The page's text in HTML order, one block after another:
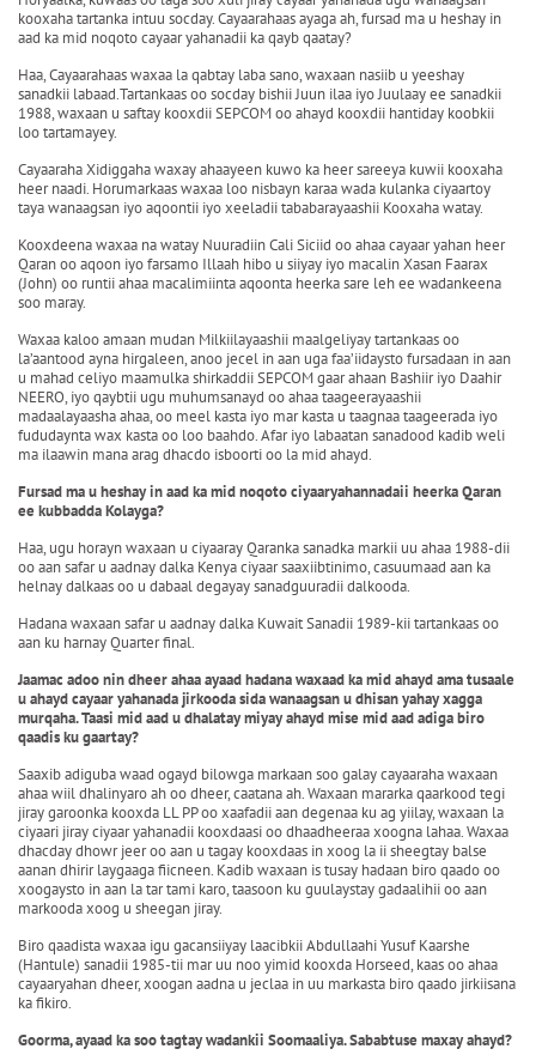
kooxaha tartanka intuu socday. Cayaarahaas ayaga ah, fursad ma u heshay in
aad ka mid noqoto cayaar yahanadii ka qayb qaatay?
Haa, Cayaarahaas waxaa la qabtay laba sano, waxaan nasiib u yeeshay
sanadkii labaad.Tartankaas oo socday bishii Juun ilaa iyo Juulaay ee sanadkii
1988, waxaan u saftay kooxdii SEPCOM oo ahayd kooxdii hantiday koobkii
loo tartamayey.
Cayaaraha Xidiggaha waxay ahaayeen kuwo ka heer sareeya kuwii kooxaha
heer naadi. Horumarkaas waxaa loo nisbayn karaa wada kulanka ciyaartoy
taya wanaagsan iyo aqoontii iyo xeeladii tababarayaashii Kooxaha watay.
Kooxdeena waxaa na watay Nuuradiin Cali Siciid oo ahaa cayaar yahan heer
Qaran oo aqoon iyo farsamo Illaah hibo u siiyay iyo macalin Xasan Faarax
(John) oo runtii ahaa macalimiinta aqoonta heerka sare leh ee wadankeena
soo maray.
Waxaa kaloo amaan mudan Milkiilayaashii maalgeliyay tartankaas oo
la’aantood ayna hirgaleen, anoo jecel in aan uga faa’iidaysto fursadaan in aan
u mahad celiyo maamulka shirkaddii SEPCOM gaar ahaan Bashiir iyo Daahir
NEERO, iyo qaybtii ugu muhumsanayd oo ahaa taageerayaashii
madaalayaasha ahaa, oo meel kasta iyo mar kasta u taagnaa taageerada iyo
fududaynta wax kasta oo loo baahdo. Afar iyo labaatan sanadood kadib weli
ma ilaawin mana arag dhacdo isboorti oo la mid ahayd.
Fursad ma u heshay in aad ka mid noqoto ciyaaryahannadaii heerka Qaran
ee kubbadda Kolayga?
Haa, ugu horayn waxaan u ciyaaray Qaranka sanadka markii uu ahaa 1988-dii
oo aan safar u aadnay dalka Kenya ciyaar saaxiibtinimo, casuumaad aan ka
helnay dalkaas oo u dabaal degayay sanadguuradii dalkooda.
Hadana waxaan safar u aadnay dalka Kuwait Sanadii 1989-kii tartankaas oo
aan ku harnay Quarter final.
Jaamac adoo nin dheer ahaa ayaad hadana waxaad ka mid ahayd ama tusaale
u ahayd cayaar yahanada jirkooda sida wanaagsan u dhisan yahay xagga
murqaha. Taasi mid aad u dhalatay miyay ahayd mise mid aad adiga biro
qaadis ku gaartay?
Saaxib adiguba waad ogayd bilowga markaan soo galay cayaaraha waxaan
ahaa wiil dhalinyaro ah oo dheer, caatana ah. Waxaan mararka qaarkood tegi
jiray garoonka kooxda LL PP oo xaafadii aan degenaa ku ag yiilay, waxaan la
ciyaari jiray ciyaar yahanadii kooxdaasi oo dhaadheeraa xoogna lahaa. Waxaa
dhacday dhowr jeer oo aan u tagay kooxdaas in xoog la ii sheegtay balse
aanan dhirir laygaaga fiicneen. Kadib waxaan is tusay hadaan biro qaado oo
xoogaysto in aan la tar tami karo, taasoon ku guulaystay gadaalihii oo aan
markooda xoog u sheegan jiray.
Biro qaadista waxaa igu gacansiiyay laacibkii Abdullaahi Yusuf Kaarshe
(Hantule) sanadii 1985-tii mar uu noo yimid kooxda Horseed, kaas oo ahaa
cayaaryahan dheer, xoogan aadna u jeclaa in uu markasta biro qaado jirkiisana
ka fikiro.
Goorma, ayaad ka soo tagtay wadankii Soomaaliya. Sababtuse maxay ahayd?